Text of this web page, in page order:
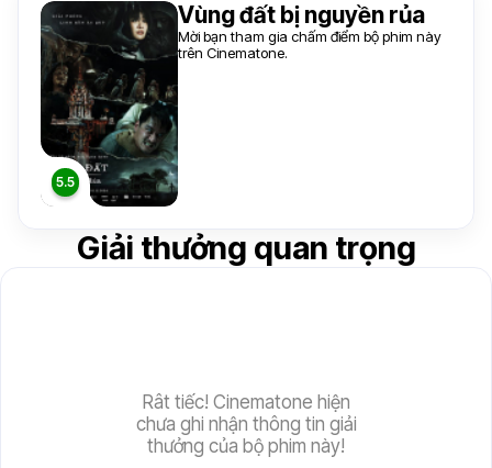
Giải thưởng quan trọng
Rât tiếc! Cinematone hiện
chưa ghi nhận thông tin giải
thưởng của bộ phim này!
Vùng đất bị nguyền rủa
Mời bạn tham gia chấm điểm bộ phim này
trên Cinematone.